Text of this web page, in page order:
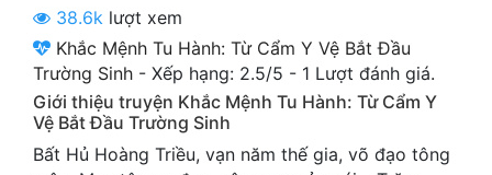
Du Hí
Dã Sử
Dị Giới
Dị Năng
38.6k lượt xem
Khắc Mệnh Tu Hành: Từ Cẩm Y Vệ Bắt Đầu
Trường Sinh - Xếp hạng: 2.5/5 - 1 Lượt đánh giá.
Giới thiệu truyện Khắc Mệnh Tu Hành: Từ Cẩm Y
Vệ Bắt Đầu Trường Sinh
Bất Hủ Hoàng Triều, vạn năm thế gia, võ đạo tông